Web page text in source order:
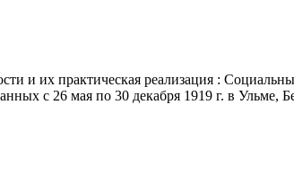
и их практическая реализация :
с 26 мая по 30 декабря 1919 г. в Ульме,